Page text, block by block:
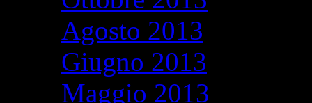
Agosto 2013
Giugno 2013
Maggio 2013